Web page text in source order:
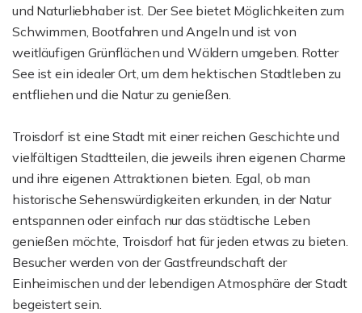
und Naturliebhaber ist. Der See bietet Möglichkeiten zum
Schwimmen, Bootfahren und Angeln und ist von
weitläufigen Grünflächen und Wäldern umgeben. Rotter
See ist ein idealer Ort, um dem hektischen Stadtleben zu
entfliehen und die Natur zu genießen.
Troisdorf ist eine Stadt mit einer reichen Geschichte und
vielfältigen Stadtteilen, die jeweils ihren eigenen Charme
und ihre eigenen Attraktionen bieten. Egal, ob man
historische Sehenswürdigkeiten erkunden, in der Natur
entspannen oder einfach nur das städtische Leben
genießen möchte, Troisdorf hat für jeden etwas zu bieten.
Besucher werden von der Gastfreundschaft der
Einheimischen und der lebendigen Atmosphäre der Stadt
begeistert sein.